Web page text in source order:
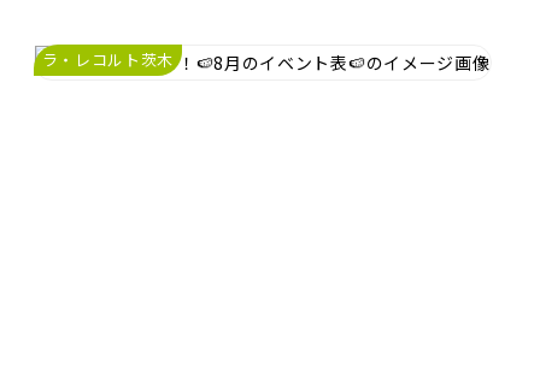
ラ・レコルト茨木